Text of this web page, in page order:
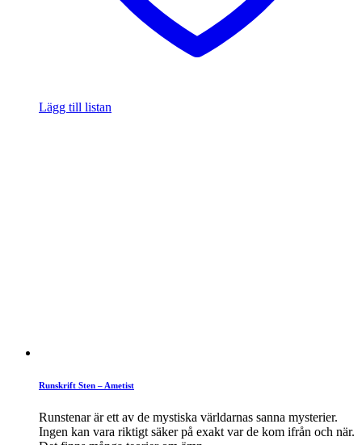
Lägg till listan
Runskrift Sten – Ametist
Runstenar är ett av de mystiska världarnas sanna mysterier.
Ingen kan vara riktigt säker på exakt var de kom ifrån och när.